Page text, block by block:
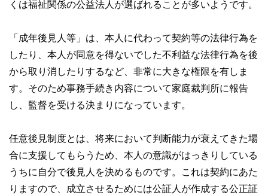
くは福祉関係の公益法人が選ばれることが多いようです。
「成年後見人等」は、本人に代わって契約等の法律行為を
したり、本人が同意を得ないでした不利益な法律行為を後
から取り消したりするなど、非常に大きな権限を有しま
す。そのため事務手続き内容について家庭裁判所に報告
し、監督を受ける決まりになっています。
任意後見制度とは、将来において判断能力が衰えてきた場
合に支援してもらうため、本人の意識がはっきりしている
うちに自分で後見人を決めるものです。これは契約にあた
りますので、成立させるためには公証人が作成する公正証